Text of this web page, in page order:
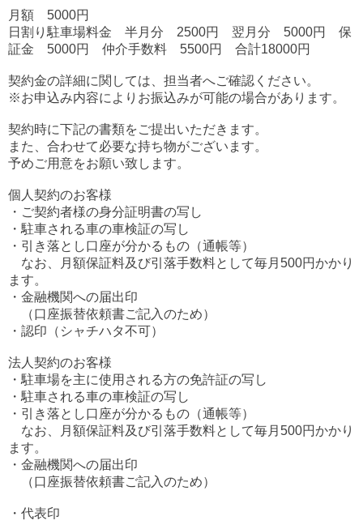
月額 5000円
日割り駐車場料金 半月分 2500円 翌月分 5000円 保
証金 5000円 仲介手数料 5500円 合計18000円
契約金の詳細に関しては、担当者へご確認ください。
※お申込み内容によりお振込みが可能の場合があります。
契約時に下記の書類をご提出いただきます。
また、合わせて必要な持ち物がございます。
予めご用意をお願い致します。
個人契約のお客様
・ご契約者様の身分証明書の写し
・駐車される車の車検証の写し
・引き落とし口座が分かるもの（通帳等）
なお、月額保証料及び引落手数料として毎月500円かかり
ます。
・金融機関への届出印
（口座振替依頼書ご記入のため）
・認印（シャチハタ不可）
法人契約のお客様
・駐車場を主に使用される方の免許証の写し
・駐車される車の車検証の写し
・引き落とし口座が分かるもの（通帳等）
なお、月額保証料及び引落手数料として毎月500円かかり
ます。
・金融機関への届出印
（口座振替依頼書ご記入のため）
・代表印